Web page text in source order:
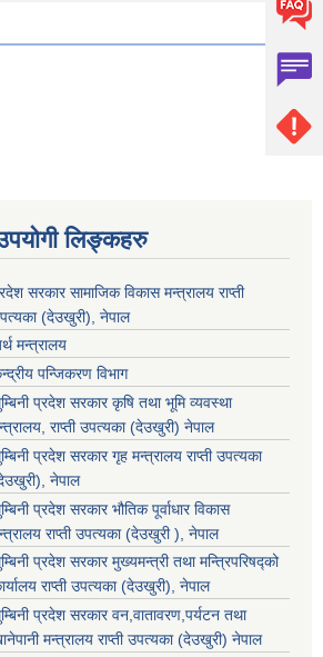
लिङ्कहरु
सरकार सामाजिक विकास मन्‍‍त्रालय राप्ती
(देउखुरी), नेपाल
मन्त्रालय
पन्जिकरण विभाग
प्रदेश सरकार कृषि तथा भूमि व्यवस्था
राप्ती उपत्यका (देउखुरी) नेपाल
प्रदेश सरकार गृह मन्त्रालय राप्ती उपत्यका
नेपाल
प्रदेश सरकार भौतिक पूर्वाधार विकास
राप्ती उपत्यका (देउखुरी ), नेपाल
प्रदेश सरकार मुख्यमन्त्री तथा मन्त्रिपरिषद्को
राप्ती उपत्यका (देउखुरी), नेपाल
प्रदेश सरकार वन,वातावरण,पर्यटन तथा
मन्त्रालय राप्ती उपत्यका (देउखुरी) नेपाल